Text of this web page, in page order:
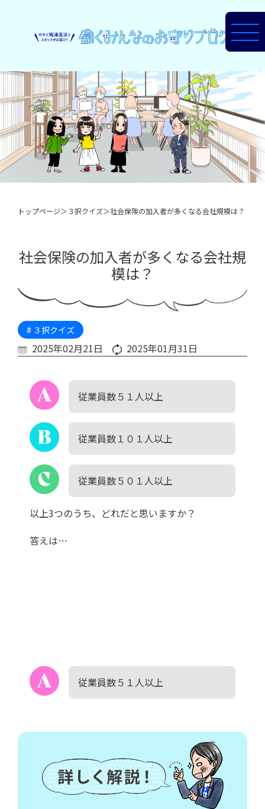
トップページ＞ ３択クイズ＞社会保険の加入者が多くなる会社規模は？
社会保険の加入者が多くなる会社規
模は？
# ３択クイズ
2025年02月21日 2025年01月31日
従業員数５１人以上
従業員数１０１人以上
従業員数５０１人以上
以上3つのうち、どれだと思いますか？
答えは…
従業員数５１人以上